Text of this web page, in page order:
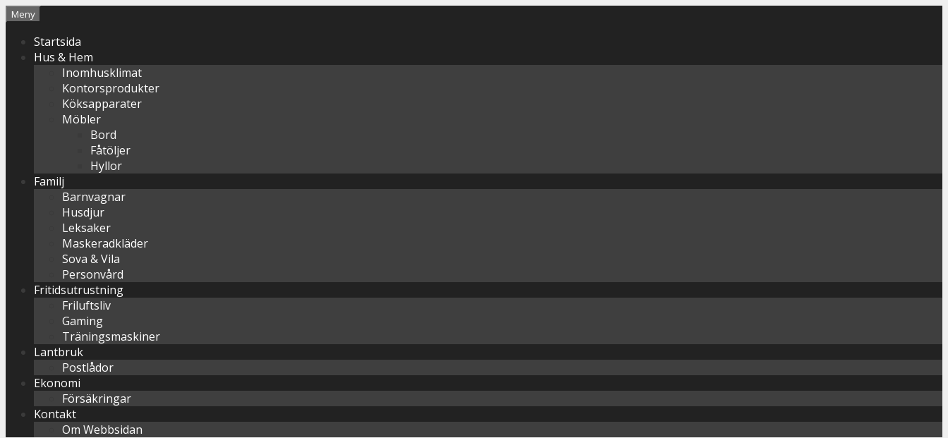
Hoppa
innehåll
Meny
Startsida
Hus & Hem
Inomhusklimat
Kontorsprodukter
Köksapparater
Möbler
Bord
Fåtöljer
Hyllor
Familj
Barnvagnar
Husdjur
Leksaker
Maskeradkläder
Sova & Vila
Personvård
Fritidsutrustning
Friluftsliv
Gaming
Träningsmaskiner
Lantbruk
Postlådor
Ekonomi
Försäkringar
Kontakt
Om Webbsidan